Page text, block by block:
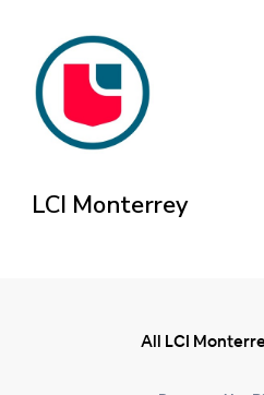
LCI Monterrey
All LCI